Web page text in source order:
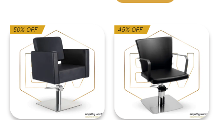
50% OFF
O
preço
original
era:
674,16€.
O
preço
atual
é:
337,08€.
45% OFFO
preço
era:
856,08€.
O
preço
é:
470,84€.